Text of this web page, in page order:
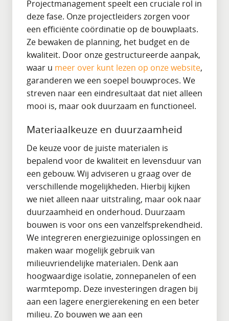
Projectmanagement speelt een cruciale rol in
deze fase. Onze projectleiders zorgen voor
een efficiënte coördinatie op de bouwplaats.
Ze bewaken de planning, het budget en de
kwaliteit. Door onze gestructureerde aanpak,
waar u meer over kunt lezen op onze website,
garanderen we een soepel bouwproces. We
streven naar een eindresultaat dat niet alleen
mooi is, maar ook duurzaam en functioneel.
Materiaalkeuze en duurzaamheid
De keuze voor de juiste materialen is
bepalend voor de kwaliteit en levensduur van
een gebouw. Wij adviseren u graag over de
verschillende mogelijkheden. Hierbij kijken
we niet alleen naar uitstraling, maar ook naar
duurzaamheid en onderhoud. Duurzaam
bouwen is voor ons een vanzelfsprekendheid.
We integreren energiezuinige oplossingen en
maken waar mogelijk gebruik van
milieuvriendelijke materialen. Denk aan
hoogwaardige isolatie, zonnepanelen of een
warmtepomp. Deze investeringen dragen bij
aan een lagere energierekening en een beter
milieu. Zo bouwen we aan een